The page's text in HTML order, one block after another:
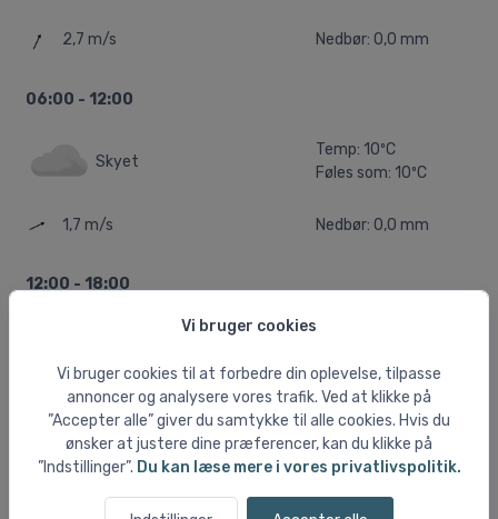
Vi bruger cookies
Vi bruger cookies til at forbedre din oplevelse, tilpasse
annoncer og analysere vores trafik. Ved at klikke på
”Accepter alle” giver du samtykke til alle cookies. Hvis du
ønsker at justere dine præferencer, kan du klikke på
”Indstillinger”. Du kan læse mere i vores privatlivspolitik.
2,7 m/s Nedbør: 0,0 mm
06:00 - 12:00
Skyet
Temp: 10ºC
Føles som: 10ºC
1,7 m/s Nedbør: 0,0 mm
12:00 - 18:00
2,9 m/s Nedbør: 0,0 mm
18:00 - 00:00